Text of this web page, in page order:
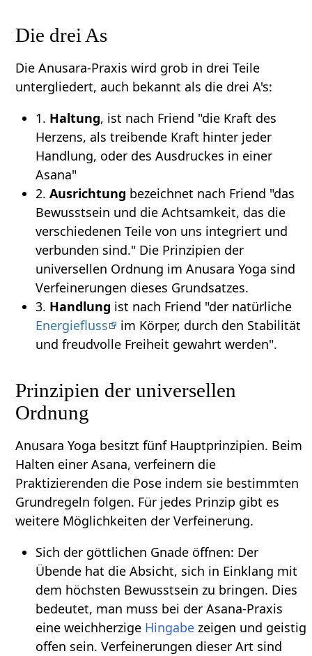
Die drei As
Die Anusara-Praxis wird grob in drei Teile
untergliedert, auch bekannt als die drei A's:
1. Haltung, ist nach Friend "die Kraft des
Herzens, als treibende Kraft hinter jeder
Handlung, oder des Ausdruckes in einer
Asana"
2. Ausrichtung bezeichnet nach Friend "das
Bewusstsein und die Achtsamkeit, das die
verschiedenen Teile von uns integriert und
verbunden sind." Die Prinzipien der
universellen Ordnung im Anusara Yoga sind
Verfeinerungen dieses Grundsatzes.
3. Handlung ist nach Friend "der natürliche
Energiefluss
im Körper, durch den Stabilität
und freudvolle Freiheit gewahrt werden".
Prinzipien der universellen
Ordnung
Anusara Yoga besitzt fünf Hauptprinzipien. Beim
Halten einer Asana, verfeinern die
Praktizierenden die Pose indem sie bestimmten
Grundregeln folgen. Für jedes Prinzip gibt es
weitere Möglichkeiten der Verfeinerung.
Sich der göttlichen Gnade öffnen: Der
Übende hat die Absicht, sich in Einklang mit
dem höchsten Bewusstsein zu bringen. Dies
bedeutet, man muss bei der Asana-Praxis
eine weichherzige Hingabezeigen und geistig
offen sein. Verfeinerungen dieser Art sind